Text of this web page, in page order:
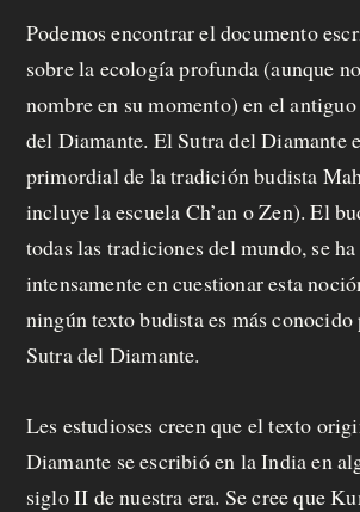
Podemos encontrar el documento
sobre la ecología profunda (aunque
nombre en su momento) en el
del Diamante. El Sutra del Diamante
primordial de la tradición budista
incluye la escuela Ch’an o Zen). El
todas las tradiciones del mundo, se
intensamente en cuestionar esta
ningún texto budista es más
Sutra del Diamante.
Les estudioses creen que el texto
Diamante se escribió en la India en
siglo II de nuestra era. Se cree que